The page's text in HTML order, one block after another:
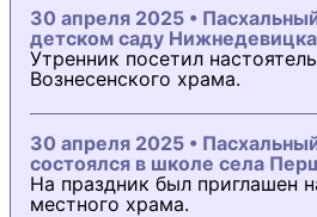
30 апреля 2025 •
детском саду Нижнедевицка
Утренник посетил
Вознесенского храма.
30 апреля 2025 •
состоялся в школе села
На праздник был приглашен
местного храма.